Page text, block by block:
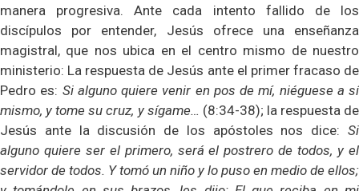
manera progresiva. Ante cada intento fallido de los
discípulos por entender, Jesús ofrece una enseñanza
magistral, que nos ubica en el centro mismo de nuestro
ministerio: La respuesta de Jesús ante el primer fracaso de
Pedro es: Si alguno quiere venir en pos de mí, niéguese a sí
mismo, y tome su cruz, y sígame… (8:34-38); la respuesta de
Jesús ante la discusión de los apóstoles nos dice: Si
alguno quiere ser el primero, será el postrero de todos, y el
servidor de todos. Y tomó un niño y lo puso en medio de ellos;